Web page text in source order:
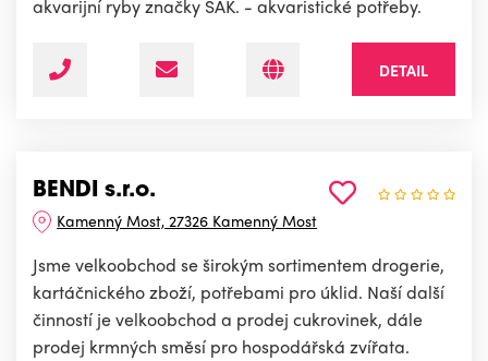
akvarijní ryby značky SAK. - akvaristické potřeby.
DETAIL
BENDI s.r.o.
Kamenný Most, 27326 Kamenný Most
Jsme velkoobchod se širokým sortimentem drogerie,
kartáčnického zboží, potřebami pro úklid. Naší další
činností je velkoobchod a prodej cukrovinek, dále
prodej krmných směsí pro hospodářská zvířata.